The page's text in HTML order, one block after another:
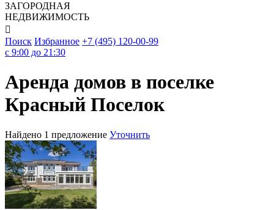
ЗАГОРОДНАЯ
НЕДВИЖИМОСТЬ

Поиск Избранное +7 (495) 120-00-99
c 9:00 до 21:30
Аренда домов в поселке
Красный Поселок
Найдено 1 предложение Уточнить